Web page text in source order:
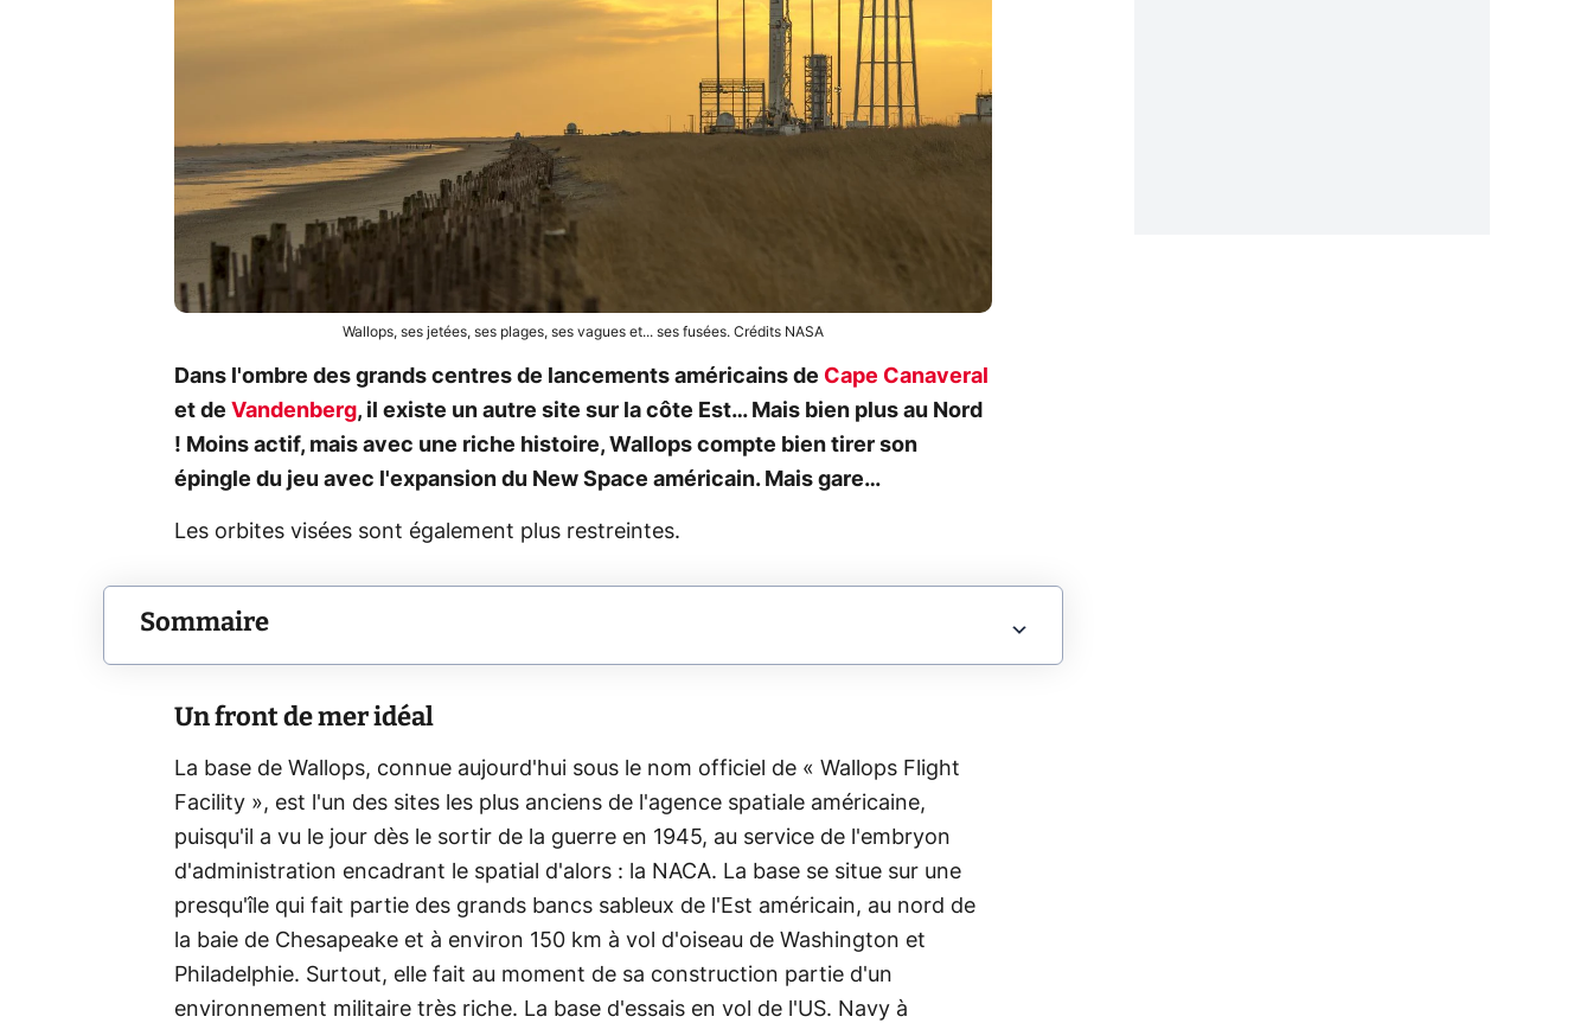
Wallops, ses jetées, ses plages, ses vagues et... ses fusées. Crédits NASA
Dans l'ombre des grands centres de lancements américains de Cape Canaveral
et de Vandenberg, il existe un autre site sur la côte Est… Mais bien plus au Nord
! Moins actif, mais avec une riche histoire, Wallops compte bien tirer son
épingle du jeu avec l'expansion du New Space américain. Mais gare…
Les orbites visées sont également plus restreintes.
Sommaire
Un front de mer idéal
La base de Wallops, connue aujourd'hui sous le nom officiel de « Wallops Flight
Facility », est l'un des sites les plus anciens de l'agence spatiale américaine,
puisqu'il a vu le jour dès le sortir de la guerre en 1945, au service de l'embryon
d'administration encadrant le spatial d'alors : la NACA. La base se situe sur une
presqu'île qui fait partie des grands bancs sableux de l'Est américain, au nord de
la baie de Chesapeake et à environ 150 km à vol d'oiseau de Washington et
Philadelphie. Surtout, elle fait au moment de sa construction partie d'un
environnement militaire très riche. La base d'essais en vol de l'US. Navy à